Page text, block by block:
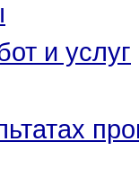
и услуг